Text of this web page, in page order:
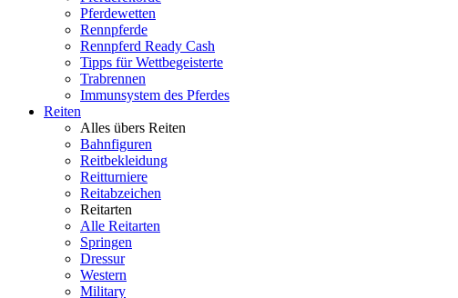
Pferdewetten
Rennpferde
Rennpferd Ready Cash
Tipps für Wettbegeisterte
Trabrennen
Immunsystem des Pferdes
Reiten
Alles übers Reiten
Bahnfiguren
Reitbekleidung
Reitturniere
Reitabzeichen
Reitarten
Alle Reitarten
Springen
Dressur
Western
Military